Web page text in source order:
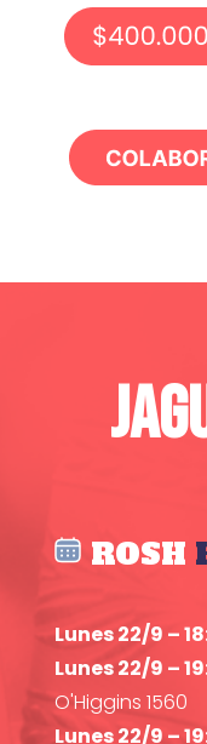
ROSH
Lunes 22/9 –
Lunes 22/9 –
O'Higgins 1560
Lunes 22/9 –